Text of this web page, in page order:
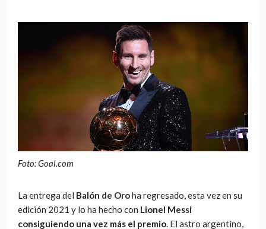
Foto: Goal.com
La entrega del Balón de Oroha regresado, esta vez en su
edición 2021 y lo ha hecho con Lionel Messi
consiguiendo una vez más el premio . El astro argentino,